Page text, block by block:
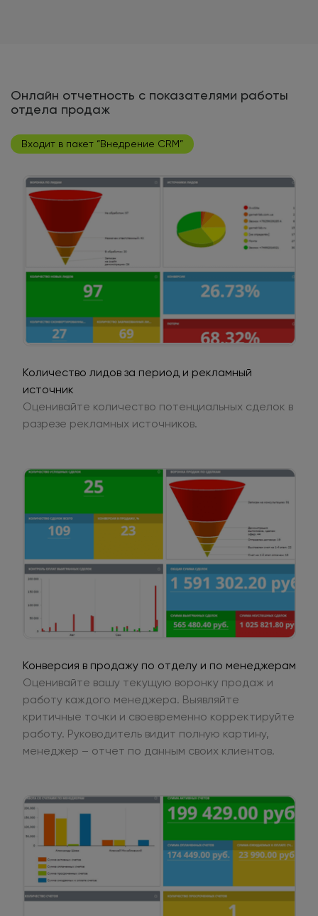
Онлайн отчетность с показателями работы
отдела продаж
Входит в пакет “Внедрение CRM”
Количество лидов за период и рекламный
источник
Оценивайте количество потенциальных сделок в
разрезе рекламных источников.
Конверсия в продажу по отделу и по менеджерам
Оценивайте вашу текущую воронку продаж и
работу каждого менеджера. Выявляйте
критичные точки и своевременно корректируйте
работу. Руководитель видит полную картину,
менеджер – отчет по данным своих клиентов.